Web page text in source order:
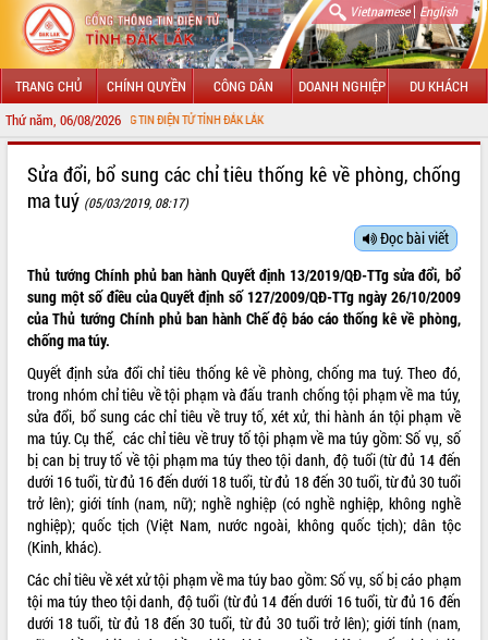
Vietnamese| English
TRANG CHỦ CHÍNH QUYỀN CÔNG DÂN DOANH NGHIỆP DU KHÁCH
Thứ năm, 06/08/2026
CỔNG THÔNG TIN ĐIỆN TỬ TỈNH ĐẮK LẮK
LÃNH ĐẠO UBND TỈNH
SỞ, BAN, NGÀNH
UBND CÁC XÃ, PHƯỜNG
THÔNG TIN CHỈ ĐẠO ĐIỀU HÀNH
HỆ THỐNG VĂN BẢN
VĂN BẢN HĐND TỈNH
ĐIỂM TIN VĂN BẢN
QUY HOẠCH - KẾ HOẠCH
Sửa đổi, bổ sung các chỉ tiêu thống kê về phòng, chống
ma tuý (05/03/2019, 08:17)
Đọc bài viết
Thủ tướng Chính phủ ban hành Quyết định13/2019/QĐ-TTg sửa đổi, bổ
sung một số điều của Quyết định số127/2009/QĐ-TTgngày 26/10/2009
của Thủ tướng Chính phủ ban hành Chế độ báo cáo thống kê về phòng,
chống ma túy.
Quyết định sửa đổi chỉ tiêu thống kê về phòng, chống ma tuý. Theo đó,
trong nhóm chỉ tiêu về tội phạm và đấu tranh chống tội phạm về ma túy,
sửa đổi, bổ sung các chỉ tiêu về truy tố, xét xử, thi hành án tội phạm về
ma túy. Cụ thể, các chỉ tiêu về truy tố tội phạm về ma túy gồm: Số vụ, số
bị can bị truy tố về tội phạm ma túy theo tội danh, độ tuổi (từ đủ 14 đến
dưới 16 tuổi, từ đủ 16 đến dưới 18 tuổi, từ đủ 18 đến 30 tuổi, từ đủ 30 tuổi
trở lên); giới tính (nam, nữ); nghề nghiệp (có nghề nghiệp, không nghề
nghiệp); quốc tịch (Việt Nam, nước ngoài, không quốc tịch); dân tộc
(Kinh, khác).
Các chỉ tiêu về xét xử tội phạm về ma túy bao gồm: Số vụ, số bị cáo phạm
tội ma túy theo tội danh, độ tuổi (từ đủ 14 đến dưới 16 tuổi, từ đủ 16 đến
dưới 18 tuổi, từ đủ 18 đến 30 tuổi, từ đủ 30 tuổi trở lên); giới tính (nam,